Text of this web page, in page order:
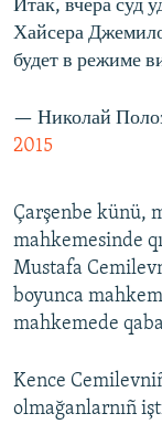
Итак, вчера суд
Хайсера
будет в режиме
— Николай
2015
Çarşenbe künü,
mahkemesinde
Mustafa
boyunca
mahkemede
Kence
olmağanlarnıñ